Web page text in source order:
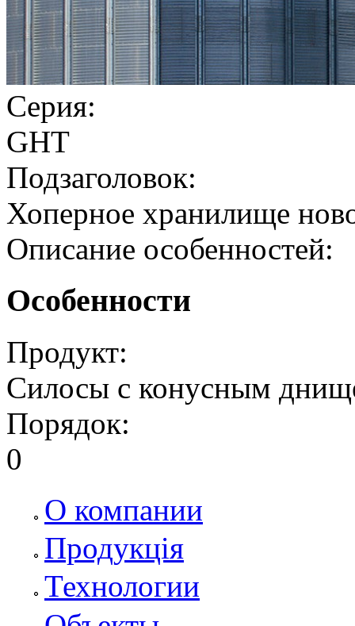
Серия:
GHT
Подзаголовок:
Хоперное хранилище
Описание особенностей:
Особенности
Продукт:
Силосы с конусным
Порядок:
0
О компании
Продукція
Технологии